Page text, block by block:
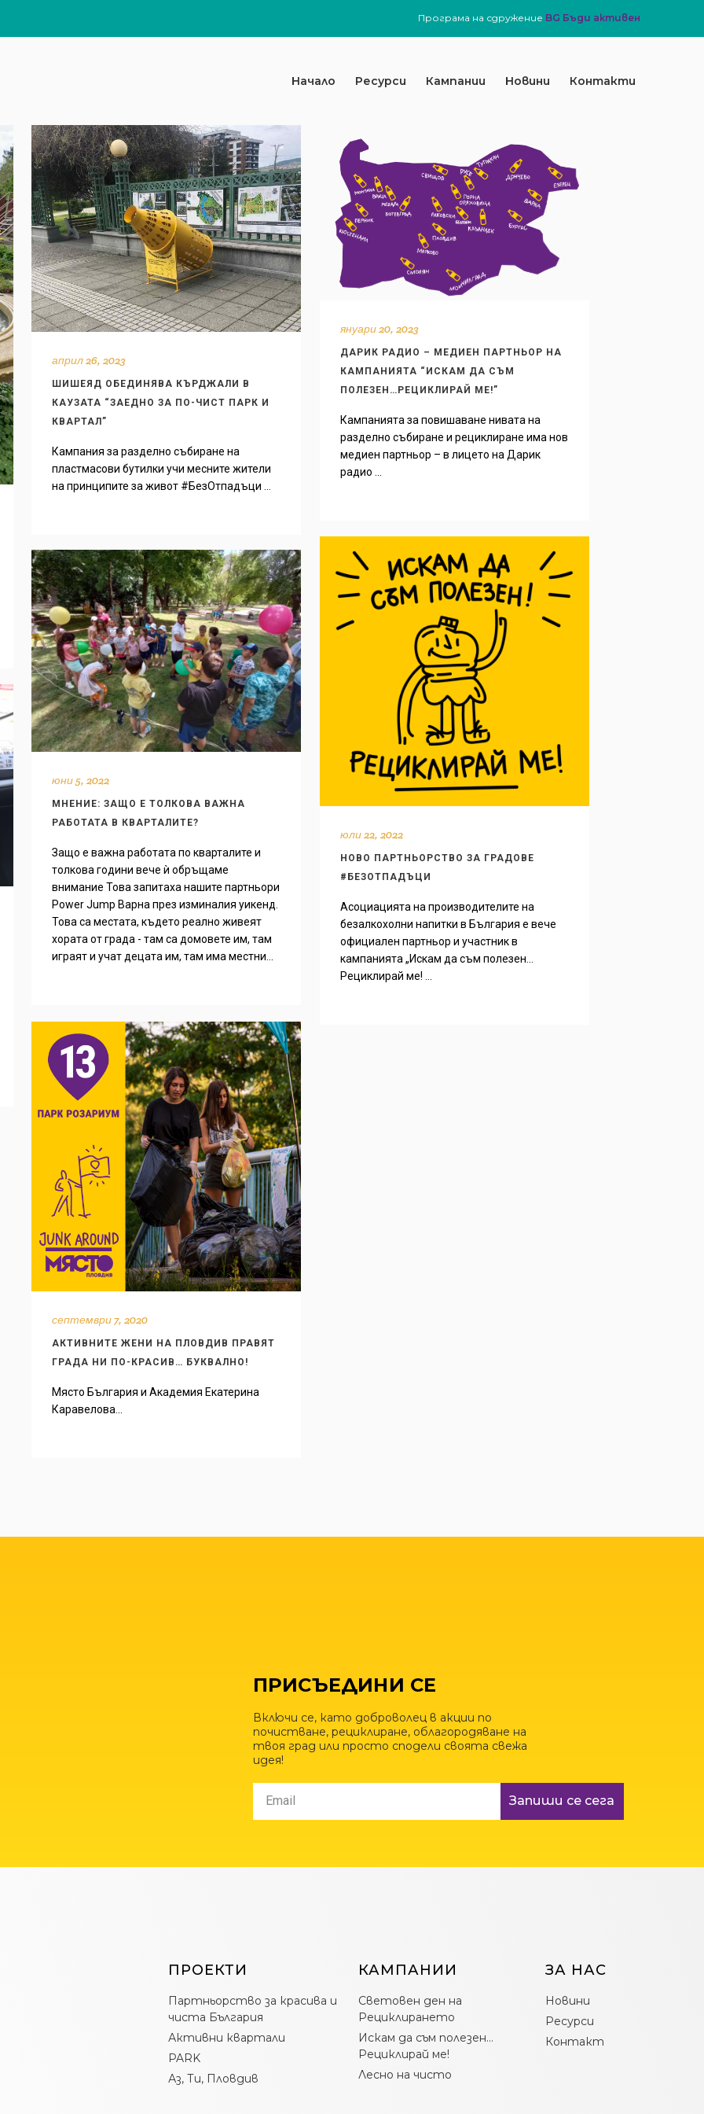
Програма на сдружение BG Бъди активен
Начало Ресурси Кампании Новини Контакти
април 26, 2023
ШИШЕЯД ОБЕДИНЯВА КЪРДЖАЛИ В
КАУЗАТА “ЗАЕДНО ЗА ПО-ЧИСТ ПАРК И
КВАРТАЛ”
Кампания за разделно събиране на
пластмасови бутилки учи месните жители
на принципите за живот #БезОтпадъци ...
януари 20, 2023
ДАРИК РАДИО – МЕДИЕН ПАРТНЬОР НА
КАМПАНИЯТА “ИСКАМ ДА СЪМ
ПОЛЕЗЕН…РЕЦИКЛИРАЙ МЕ!”
Кампанията за повишаване нивата на
разделно събиране и рециклиране има нов
медиен партньор – в лицето на Дарик
радио ...
юли 22, 2022
НОВО ПАРТНЬОРСТВО ЗА ГРАДОВЕ
#БЕЗОТПАДЪЦИ
Асоциацията на производителите на
безалкохолни напитки в България е вече
официален партньор и участник в
кампанията „Искам да съм полезен…
Рециклирай ме! ...
юни 5, 2022
МНЕНИЕ: ЗАЩО Е ТОЛКОВА ВАЖНА
РАБОТАТА В КВАРТАЛИТЕ?
Защо е важна работата по кварталите и
толкова години вече ѝ обръщаме
внимание Това запитаха нашите партньори
Power Jump Варна през изминалия уикенд.
Това са местата, където реално живеят
хората от града - там са домовете им, там
играят и учат децата им, там има местни...
септември 7, 2020
АКТИВНИТЕ ЖЕНИ НА ПЛОВДИВ ПРАВЯТ
ГРАДА НИ ПО-КРАСИВ… БУКВАЛНО!
Място България и Академия Екатерина
Каравелова...
ПРИСЪЕДИНИ СЕ
Включи се, като доброволец в акции по
почистване, рециклиране, облагородяване на
твоя град или просто сподели своята свежа
идея!
Запиши се сега
ПРОЕКТИ
Партньорство за красива и
чиста България
Активни квартали
PARK
Аз, Ти, Пловдив
КАМПАНИИ
Световен ден на
Рециклирането
Искам да съм полезен…
Рециклирай ме!
Лесно на чисто
ЗА НАС
Новини
Ресурси
Контакт